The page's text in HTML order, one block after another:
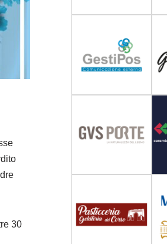
30